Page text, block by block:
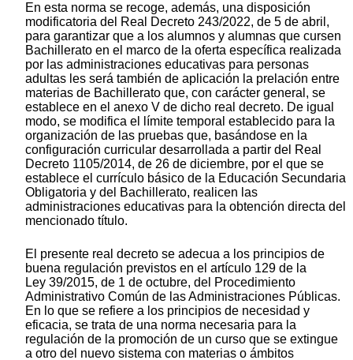
En esta norma se recoge, además, una disposición
modificatoria del Real Decreto 243/2022, de 5 de abril,
para garantizar que a los alumnos y alumnas que cursen
Bachillerato en el marco de la oferta específica realizada
por las administraciones educativas para personas
adultas les será también de aplicación la prelación entre
materias de Bachillerato que, con carácter general, se
establece en el anexo V de dicho real decreto. De igual
modo, se modifica el límite temporal establecido para la
organización de las pruebas que, basándose en la
configuración curricular desarrollada a partir del Real
Decreto 1105/2014, de 26 de diciembre, por el que se
establece el currículo básico de la Educación Secundaria
Obligatoria y del Bachillerato, realicen las
administraciones educativas para la obtención directa del
mencionado título.
El presente real decreto se adecua a los principios de
buena regulación previstos en el artículo 129 de la
Ley 39/2015, de 1 de octubre, del Procedimiento
Administrativo Común de las Administraciones Públicas.
En lo que se refiere a los principios de necesidad y
eficacia, se trata de una norma necesaria para la
regulación de la promoción de un curso que se extingue
a otro del nuevo sistema con materias o ámbitos